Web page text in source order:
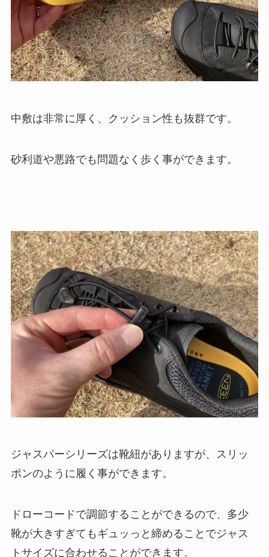
中敷は非常に厚く、クッション性も抜群です。
砂利道や悪路でも問題なく歩く事ができます。
ジャスパーシリーズは靴紐がありますが、スリッ
ポンのように履く事ができます。
ドローコードで調節することができるので、多少
靴が大きすぎてもギュッっと締めることでジャス
トサイズに合わせることができます。